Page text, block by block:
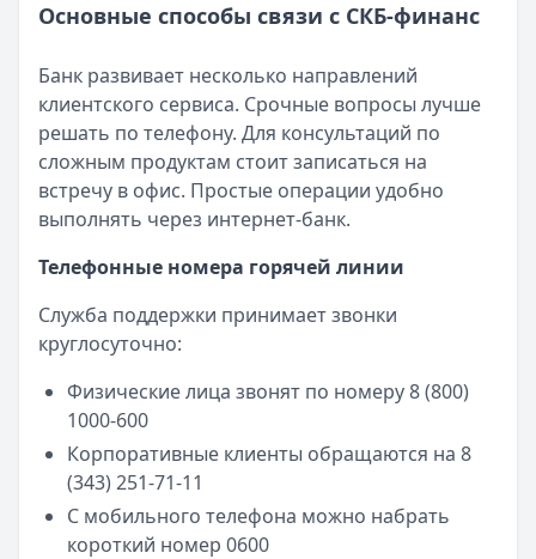
Основные способы связи с СКБ-финанс
Банк развивает несколько направлений
клиентского сервиса. Срочные вопросы лучше
решать по телефону. Для консультаций по
сложным продуктам стоит записаться на
встречу в офис. Простые операции удобно
выполнять через интернет-банк.
Телефонные номера горячей линии
Служба поддержки принимает звонки
круглосуточно:
Физические лица звонят по номеру 8 (800)
1000-600
Корпоративные клиенты обращаются на 8
(343) 251-71-11
С мобильного телефона можно набрать
короткий номер 0600